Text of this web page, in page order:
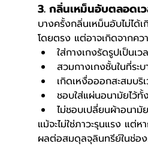
3. กลิ่นเหม็นอับตลอดเว
บางครั้งกลิ่นเหม็นอับไม่ได้
โดยตรง แต่อาจเกิดจากคว
ใส่กางเกงรัดรูปเป็นเว
สวมกางเกงชั้นในที่ระ
เกิดเหงื่อออกสะสมบ
ชอบใส่แผ่นอนามัยไว้
ไม่ชอบเปลี่ยนผ้าอนามั
แม้จะไม่ใช่ภาวะรุนแรง แต่
ผลต่อสมดุลจุลินทรีย์ในช่อ